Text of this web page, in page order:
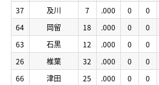
37
及川 7 .000 0 0
64
岡留 18 .000 0 0
63
石黒 12 .000 0 0
26
椎葉 32 .000 0 0
37
及川 7 .000 0 0
64
岡留 18 .000 0 0
63
石黒 12 .000 0 0
26
椎葉 32 .000 0 0
37
及川 7 .000 0 0
64
岡留 18 .000 0 0
63
石黒 12 .000 0 0
26
椎葉 32 .000 0 0
66
津田 25 .000 0 0
37
及川 7 .000 0 0
64
岡留 18 .000 0 0
63
石黒 12 .000 0 0
26
椎葉 32 .000 0 0
66
津田 25 .000 0 0